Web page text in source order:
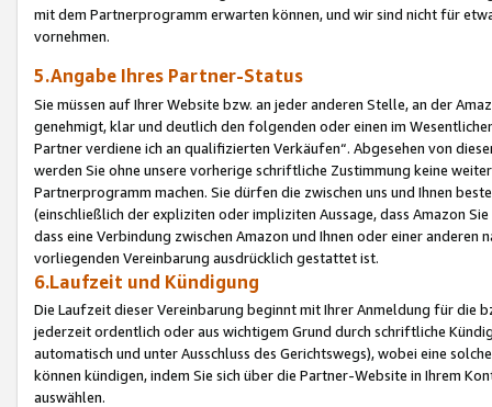
mit dem Partnerprogramm erwarten können, und wir sind nicht für
vornehmen.
5.Angabe Ihres Partner-Status
Sie müssen auf Ihrer Website bzw. an jeder anderen Stelle, an der
genehmigt, klar und deutlich den folgenden oder einen im
Partner verdiene ich an qualifizierten Verkäufen“. Abgesehen von
werden Sie ohne unsere vorherige schriftliche Zustimmung keine
Partnerprogramm machen. Sie dürfen die zwischen uns und Ihnen
(einschließlich der expliziten oder impliziten Aussage, dass Amazon
dass eine Verbindung zwischen Amazon und Ihnen oder einer
vorliegenden Vereinbarung ausdrücklich gestattet ist.
6.Laufzeit und Kündigung
Die Laufzeit dieser Vereinbarung beginnt mit Ihrer Anmeldung für die
jederzeit ordentlich oder aus wichtigem Grund durch schriftliche
automatisch und unter Ausschluss des Gerichtswegs), wobei eine
können kündigen, indem Sie sich über die Partner-Website in Ihrem
auswählen.